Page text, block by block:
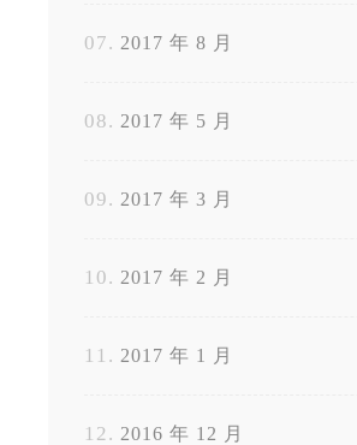
2017 年 8 月
2017 年 5 月
2017 年 3 月
2017 年 2 月
2017 年 1 月
2016 年 12 月